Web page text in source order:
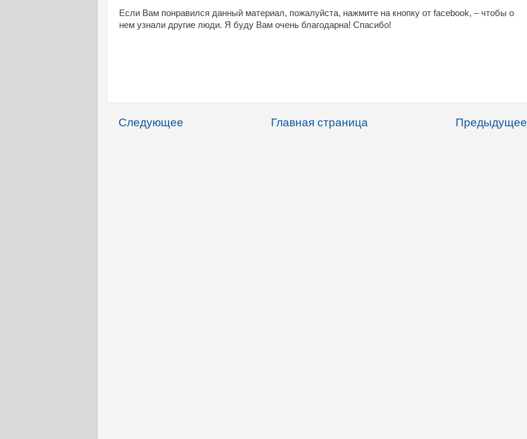
Если Вам понравился данный материал, пожалуйста, нажмите на кнопку от facebook, – чтобы о
нем узнали другие люди. Я буду Вам очень благодарна! Спасибо!
Следующее Предыдущее
Главная страница